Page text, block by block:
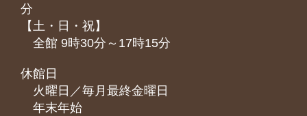
分
【土・日・祝】
全館 9時30分～17時15分
休館日
火曜日／毎月最終金曜日
年末年始